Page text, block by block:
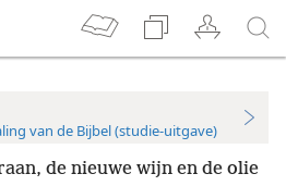
van de Bijbel (studie-uitgave)
de nieuwe wijn en de olie